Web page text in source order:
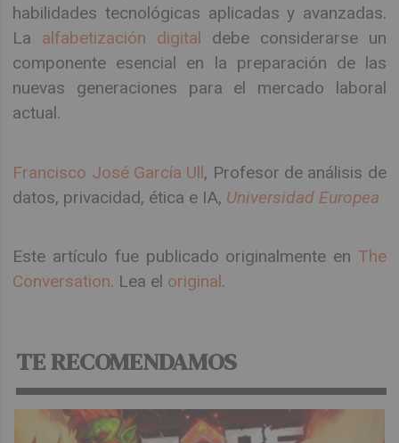
habilidades tecnológicas aplicadas y avanzadas.
La alfabetización digital debe considerarse un
componente esencial en la preparación de las
nuevas generaciones para el mercado laboral
actual.
Francisco José García Ull, Profesor de análisis de
datos, privacidad, ética e IA, Universidad Europea
Este artículo fue publicado originalmente en The
Conversation. Lea el original.
TE RECOMENDAMOS